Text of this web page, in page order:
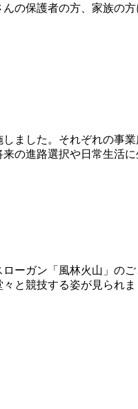
の保護者の方、家族の
ました。それぞれの事
の進路選択や日常生活に
ーガン「風林火山」の
と競技する姿が見られ